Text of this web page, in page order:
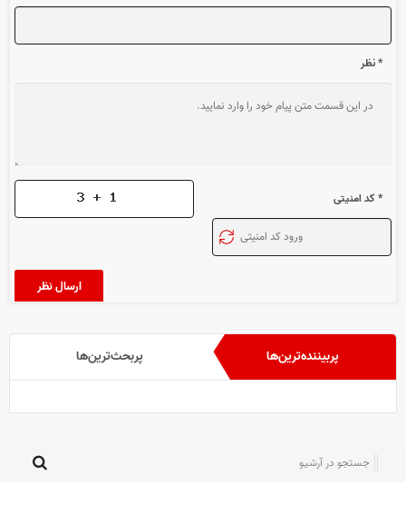
* نظر
* کد امنیتی
پربیننده‌ترین‌ها پربحث‌ترین‌ها